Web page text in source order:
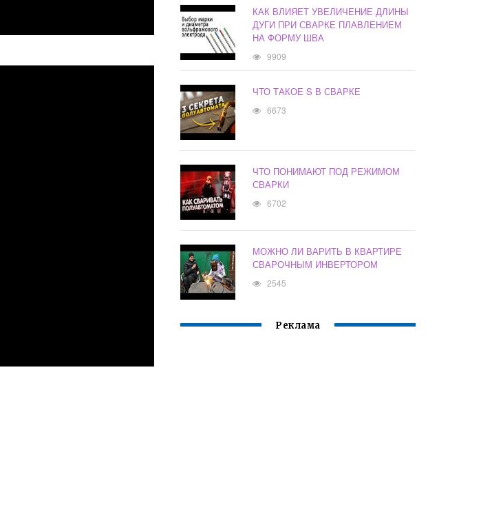
КАК ВЛИЯЕТ УВЕЛИЧЕНИЕ ДЛИНЫ
ДУГИ ПРИ СВАРКЕ ПЛАВЛЕНИЕМ
НА ФОРМУ ШВА
9909
ЧТО ТАКОЕ S В СВАРКЕ
6673
ЧТО ПОНИМАЮТ ПОД РЕЖИМОМ
СВАРКИ
6702
МОЖНО ЛИ ВАРИТЬ В КВАРТИРЕ
СВАРОЧНЫМ ИНВЕРТОРОМ
2545
Реклама